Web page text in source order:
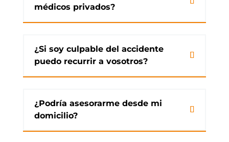
médicos privados?
¿Si soy culpable del accidente
puedo recurrir a vosotros?
¿Podría asesorarme desde mi
domicilio?